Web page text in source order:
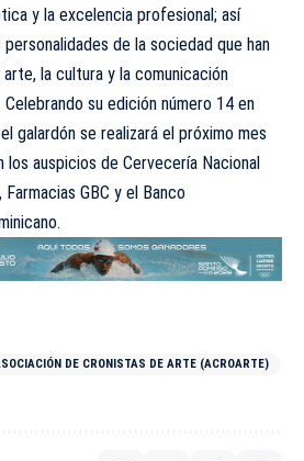
y la excelencia profesional; así
de la sociedad que han
la cultura y la comunicación
Celebrando su edición número 14 en
galardón se realizará el próximo mes
los auspicios de Cervecería Nacional
Farmacias GBC y el Banco
DE CRONISTAS DE ARTE (ACROARTE)